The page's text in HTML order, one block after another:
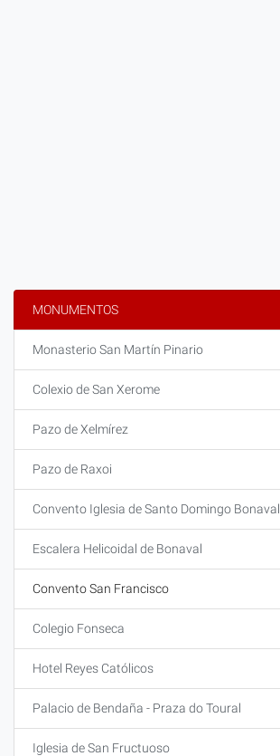
MONUMENTOS
Monasterio San Martín Pinario
Colexio de San Xerome
Pazo de Xelmírez
Pazo de Raxoi
Convento Iglesia de Santo Domingo Bonaval
Escalera Helicoidal de Bonaval
Convento San Francisco
Colegio Fonseca
Hotel Reyes Católicos
Palacio de Bendaña - Praza do Toural
Iglesia de San Fructuoso